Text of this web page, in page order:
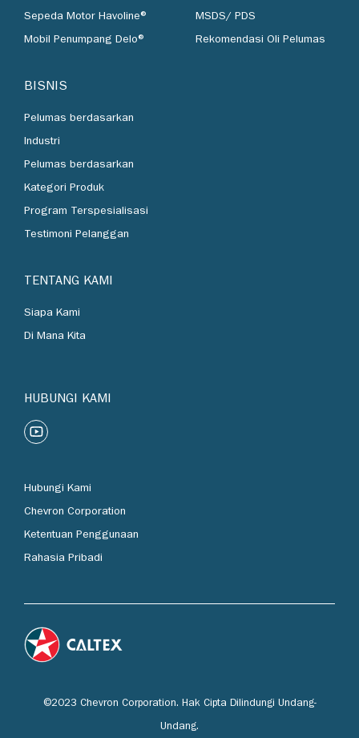
Sepeda Motor Havoline®
Mobil Penumpang Delo®
BISNIS
Pelumas berdasarkan
Industri
Pelumas berdasarkan
Kategori Produk
Program Terspesialisasi
Testimoni Pelanggan
TENTANG KAMI
Siapa Kami
Di Mana Kita
MSDS/ PDS
Rekomendasi Oli Pelumas
HUBUNGI KAMI
Hubungi Kami
Chevron Corporation
Ketentuan Penggunaan
Rahasia Pribadi
©2023 Chevron Corporation. Hak Cipta Dilindungi Undang-
Undang.